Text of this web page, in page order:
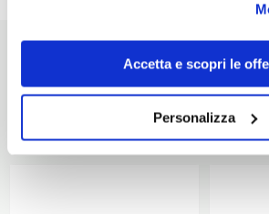
Accetta e scopri le
Personalizza
POTREBBE